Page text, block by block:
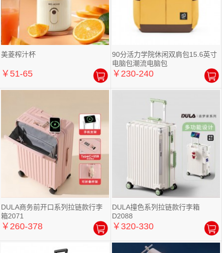
美菱榨汁杯
￥51-65
90分活力学院休闲双肩包15.6英寸
电脑包潮流电脑包
￥230-240
DULA商务前开口系列拉链款行李
箱2071
￥260-378
DULA撞色系列拉链款行李箱
D2088
￥320-330